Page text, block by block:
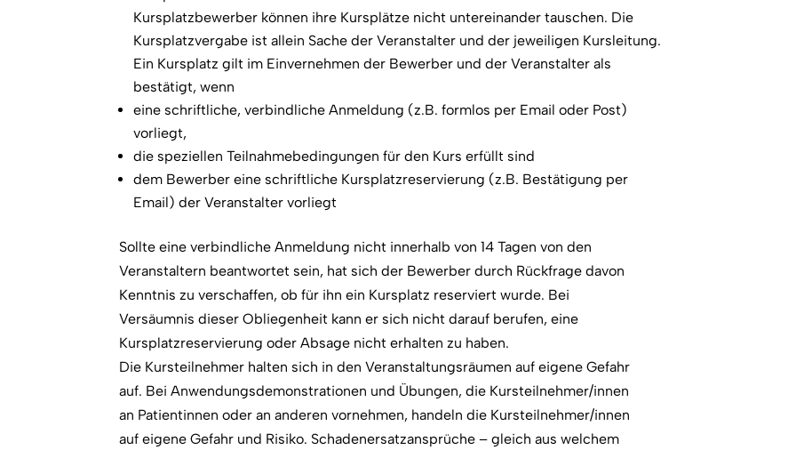
Kursplatzbewerber können ihre Kursplätze nicht untereinander tauschen. Die
Kursplatzvergabe ist allein Sache der Veranstalter und der jeweiligen Kursleitung.
Ein Kursplatz gilt im Einvernehmen der Bewerber und der Veranstalter als
bestätigt, wenn
eine schriftliche, verbindliche Anmeldung (z.B. formlos per Email oder Post)
vorliegt,
die speziellen Teilnahmebedingungen für den Kurs erfüllt sind
dem Bewerber eine schriftliche Kursplatzreservierung (z.B. Bestätigung per
Email) der Veranstalter vorliegt
Sollte eine verbindliche Anmeldung nicht innerhalb von 14 Tagen von den
Veranstaltern beantwortet sein, hat sich der Bewerber durch Rückfrage davon
Kenntnis zu verschaffen, ob für ihn ein Kursplatz reserviert wurde. Bei
Versäumnis dieser Obliegenheit kann er sich nicht darauf berufen, eine
Kursplatzreservierung oder Absage nicht erhalten zu haben.
Die Kursteilnehmer halten sich in den Veranstaltungsräumen auf eigene Gefahr
auf. Bei Anwendungsdemonstrationen und Übungen, die Kursteilnehmer/innen
an Patientinnen oder an anderen vornehmen, handeln die Kursteilnehmer/innen
auf eigene Gefahr und Risiko. Schadenersatzansprüche – gleich aus welchem